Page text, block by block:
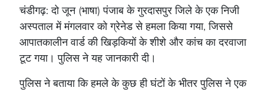
चंडीगढ़: दो जून (भाषा) पंजाब के गुरदासपुर जिले के एक निजी
अस्पताल में मंगलवार को ग्रेनेड से हमला किया गया, जिससे
आपातकालीन वार्ड की खिड़कियों के शीशे और कांच का दरवाजा
टूट गया। पुलिस ने यह जानकारी दी।
पुलिस ने बताया कि हमले के कुछ ही घंटों के भीतर पुलिस ने एक